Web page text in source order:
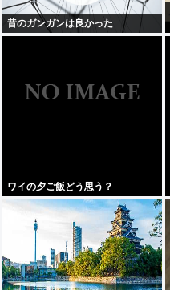
昔のガンガンは良かった
ワイの夕ご飯どう思う？